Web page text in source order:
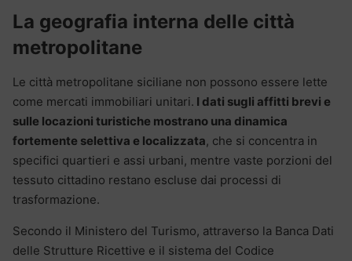
La geografia interna delle città
metropolitane
Le città metropolitane siciliane non possono essere lette
come mercati immobiliari unitari. I dati sugli affitti brevi e
sulle locazioni turistiche mostrano una dinamica
fortemente selettiva e localizzata, che si concentra in
specifici quartieri e assi urbani, mentre vaste porzioni del
tessuto cittadino restano escluse dai processi di
trasformazione.
Secondo il Ministero del Turismo, attraverso la Banca Dati
delle Strutture Ricettive e il sistema del Codice